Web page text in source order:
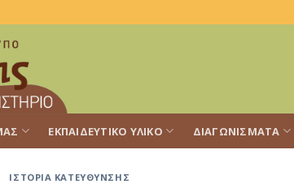
ΕΚΠΑΙΔΕΥΤΙΚΌ ΥΛΙΚΌ ΔΙΑΓΩΝΊΣΜΑΤΑ
ΙΣΤΟΡΊΑ ΚΑΤΕΎΘΥΝΣΗΣ